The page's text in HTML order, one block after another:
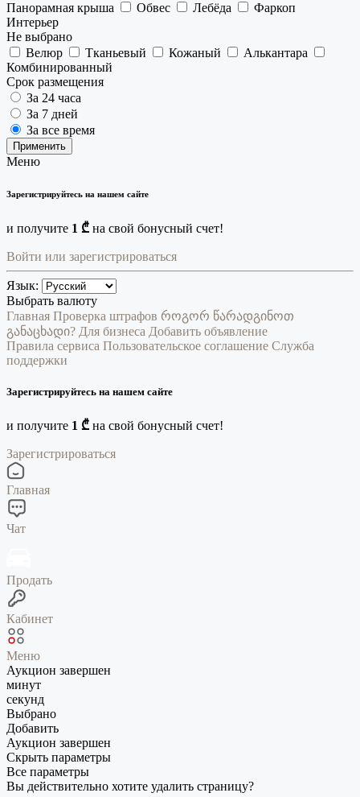
Панорамная крыша
Обвес Лебёда
Фаркоп
Интерьер
Не выбрано
Велюр
Тканьевый Кожаный
Алькантара
Комбинированный
Срок размещения
За 24 часа
За 7 дней
За все время
Применить
Меню
Зарегистрируйтесь на нашем сайте
и получите 1 ₾ на свой бонусный счет!
Войти или зарегистрироваться
Язык:
Выбрать валюту
Главная Проверка штрафов როგორ წარადგინოთ
განაცხადი? Для бизнеса Добавить объявление
Правила сервиса Пользовательское соглашение Служба
поддержки
Зарегистрируйтесь на нашем сайте
и получите 1 ₾ на свой бонусный счет!
Зарегистрироваться
Главная
Чат
Продать
Кабинет
Меню
Аукцион завершен
минут
секунд
Выбрано
Добавить
Аукцион завершен
Скрыть параметры
Все параметры
Вы действительно хотите удалить страницу?